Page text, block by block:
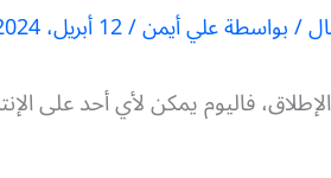
/ بواسطةعلي أيمن/12 أبريل، 2024
فاليوم يمكن لأي أحد على